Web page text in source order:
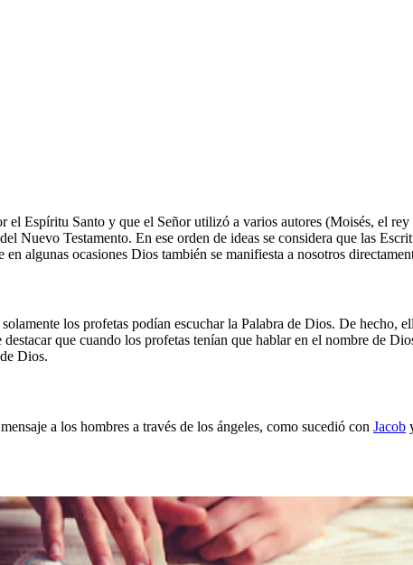
el Espíritu Santo y que el Señor utilizó a varios autores (Moisés, el
Nuevo Testamento. En ese orden de ideas se considera que las
algunas ocasiones Dios también se manifiesta a nosotros
los profetas podían escuchar la Palabra de Dios. De hecho,
que cuando los profetas tenían que hablar en el nombre de
Dios.
a los hombres a través de los ángeles, como sucedió con Jacob